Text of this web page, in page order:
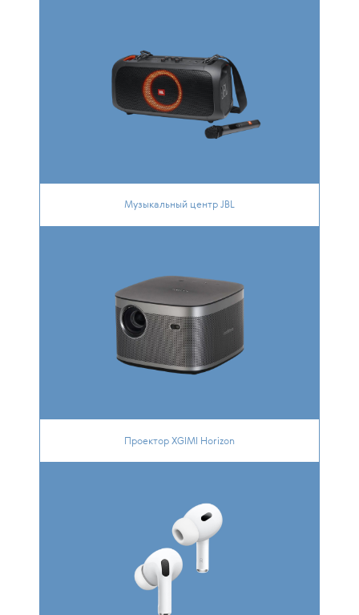
Музыкальный центр JBL
Проектор XGIMI Horizon